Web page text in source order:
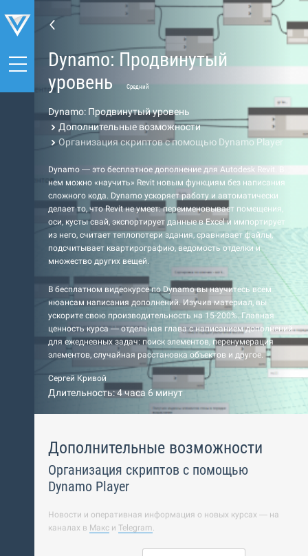
Dynamo: Продвинутый
уровень
Средний
Dynamo: Продвинутый уровень
Дополнительные возможности
Организация скриптов с помощью Dynamo Player
Dynamo — это бесплатное дополнение для Autodesk Revit. В
нем можно «научить» Revit новым функциям без написания
сложного кода. Dynamo ускоряет работу и автоматически
делает то, что Revit не умеет: переименовывает помещения,
оси, кусты свай, экспортирует данные в Excel и импортирует
из него, считает теплопотери здания, сравнивает файлы,
подсчитывает квартирографию, ведомость отделки и
множество других вещей.
В бесплатном видеокурсе по Dynamo вы научитесь всем
нюансам написания дополнений. Изучив материал, вы
ускорите свою производительность на 15-200%. Главная
ценность курса — отдельная глава с написанием дополнений
для ежедневных задач: поиск элементов, перенумерация
элементов, случайная расстановка объектов и другое.
Сергей Кривой
Длительность: 4 часа 6 минут
Дополнительные возможности
Организация скриптов с помощью
Dynamo Player
Новости и оперативная информация о новых курсах — на
каналах в Макс и Telegram.